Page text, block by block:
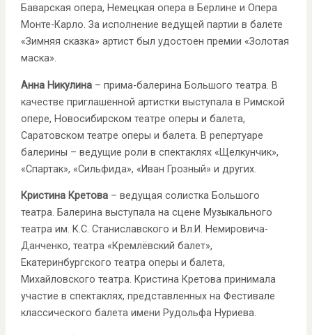
Баварская опера, Немецкая опера в Берлине и Опера
Монте-Карло. За исполнение ведущей партии в балете
«Зимняя сказка» артист был удостоен премии «Золотая
маска».
Анна Никулина– прима-балерина Большого театра. В
качестве приглашенной артистки выступала в Римской
опере, Новосибирском театре оперы и балета,
Саратовском театре оперы и балета. В репертуаре
балерины – ведущие роли в спектаклях «Щелкунчик»,
«Спартак», «Сильфида», «Иван Грозный» и других.
Кристина Кретова – ведущая солистка Большого
театра. Балерина выступала на сцене Музыкального
театра им. К.С. Станиславского и Вл.И. Немировича-
Данченко, театра «Кремлёвский балет»,
Екатеринбургского театра оперы и балета,
Михайловского театра. Кристина Кретова принимала
участие в спектаклях, представленных на Фестивале
классического балета имени Рудольфа Нуриева.